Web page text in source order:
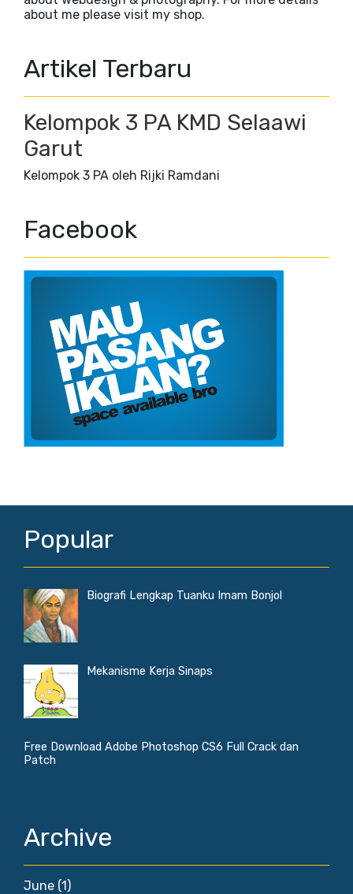
about me please visit my shop.
Artikel Terbaru
Kelompok 3 PA KMD Selaawi
Garut
Kelompok 3 PA oleh Rijki Ramdani
Facebook
Popular
Biografi Lengkap Tuanku Imam Bonjol
Mekanisme Kerja Sinaps
Free Download Adobe Photoshop CS6 Full Crack dan
Patch
Archive
June (1)